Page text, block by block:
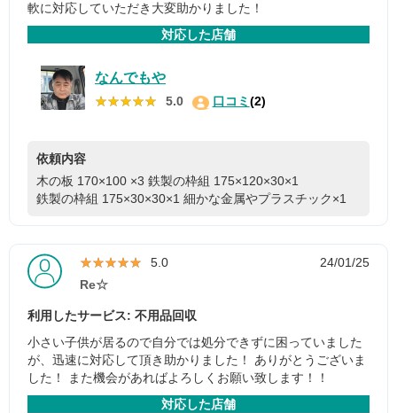
軟に対応していただき大変助かりました！
対応した店舗
なんでもや
★★★★★
★★★★★ 5.0 口コミ(2)
依頼内容
木の板 170×100 ×3 鉄製の枠組 175×120×30×1
鉄製の枠組 175×30×30×1 細かな金属やプラスチック×1
★★★★★
★★★★★ 5.0
24/01/25
Re☆
利用したサービス: 不用品回収
小さい子供が居るので自分では処分できずに困っていました
が、迅速に対応して頂き助かりました！ ありがとうございま
した！ また機会があればよろしくお願い致します！！
対応した店舗